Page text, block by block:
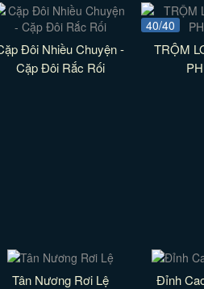
Đôi Nhiều Chuyện -
Cặp Đôi Rắc Rối
40/40
TRỘM
Tân Nương Rơi Lệ Đỉnh